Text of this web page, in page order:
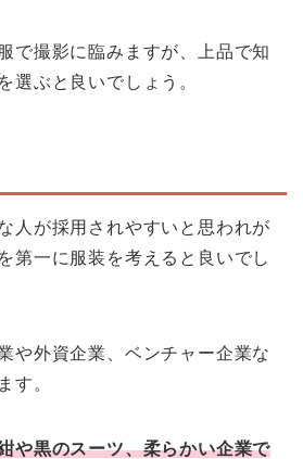
で撮影に臨みますが、上品で知
選ぶと良いでしょう。
人が採用されやすいと思われが
第一に服装を考えると良いでし
や外資企業、ベンチャー企業な
す。
や黒のスーツ、柔らかい企業で